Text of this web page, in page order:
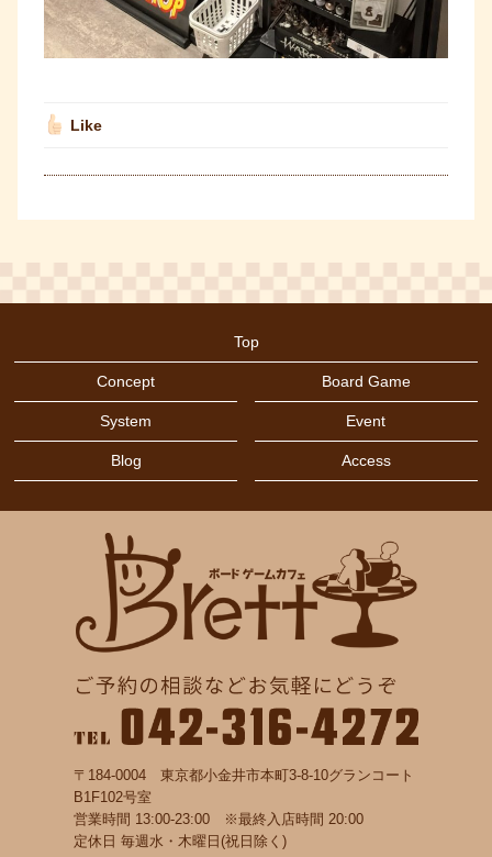
Like
Top
Concept Board Game
System Event
Blog Access
〒184-0004 東京都小金井市本町3-8-10グランコート
B1F102号室
営業時間 13:00-23:00 ※最終入店時間 20:00
定休日 毎週水・木曜日(祝日除く)